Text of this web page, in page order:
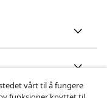
vårt til å fungere